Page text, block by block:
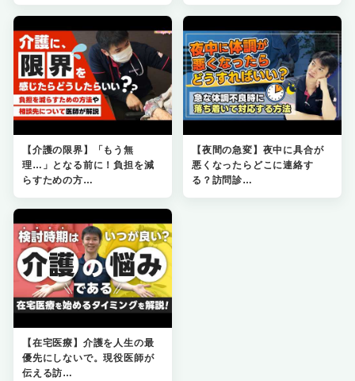
【介護の限界】「もう無
理…」となる前に！負担を減
らすための方…
【夜間の急変】夜中に具合が
悪くなったらどこに連絡す
る？訪問診…
【在宅医療】介護を人生の最
優先にしないで。現役医師が
伝える訪…